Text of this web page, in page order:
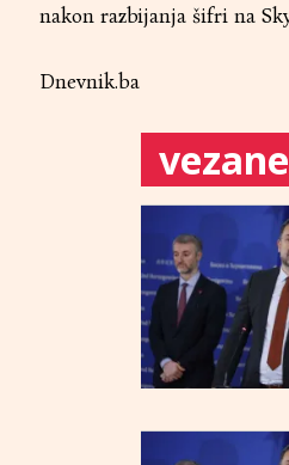
nakon razbijanja šifri na
Dnevnik.ba